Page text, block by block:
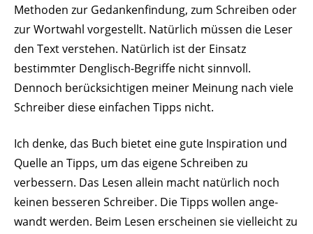
Methoden zur Gedan­ken­findung, zum Schreiben oder
zur Wortwahl vorge­stellt. Natürlich müssen die Leser
den Text verstehen. Natürlich ist der Einsatz
bestimmter Deng­lisch-Begriffe nicht sinnvoll.
Dennoch berück­sich­tigen meiner Meinung nach viele
Schreiber diese einfachen Tipps nicht.
Ich denke, das Buch bietet eine gute Inspi­ration und
Quelle an Tipps, um das eigene Schreiben zu
verbessern. Das Lesen allein macht natürlich noch
keinen besseren Schreiber. Die Tipps wollen ange­
wandt werden. Beim Lesen erscheinen sie viel­leicht zu